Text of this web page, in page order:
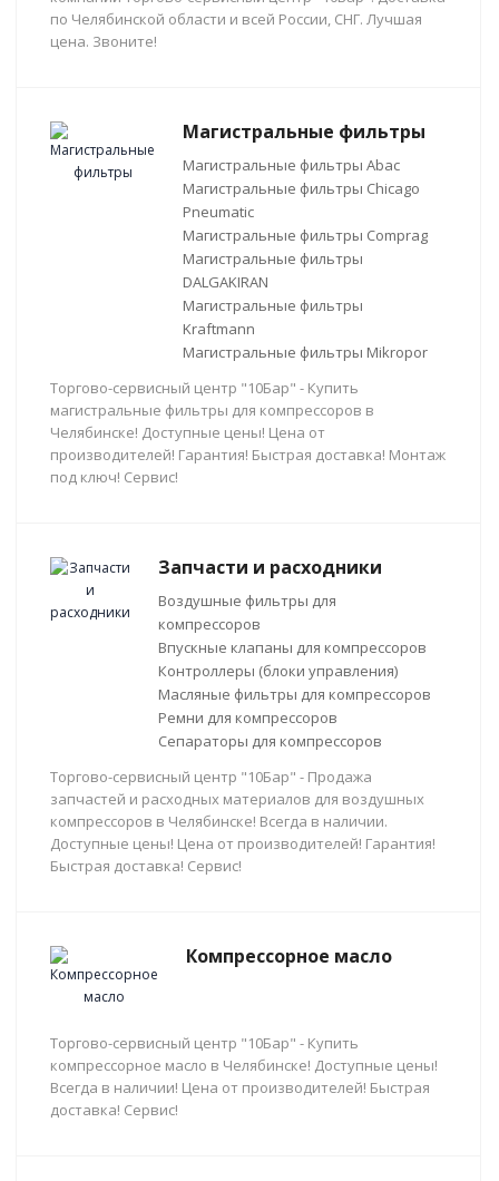
по Челябинской области и всей России, СНГ. Лучшая
цена. Звоните!
Магистральные фильтры
Магистральные фильтры Abac
Магистральные фильтры Chicago
Pneumatic
Магистральные фильтры Comprag
Магистральные фильтры
DALGAKIRAN
Магистральные фильтры
Kraftmann
Магистральные фильтры Mikropor
Торгово-сервисный центр "10Бар" - Купить
магистральные фильтры для компрессоров в
Челябинске! Доступные цены! Цена от
производителей! Гарантия! Быстрая доставка! Монтаж
под ключ! Сервис!
Запчасти и расходники
Воздушные фильтры для
компрессоров
Впускные клапаны для компрессоров
Контроллеры (блоки управления)
Масляные фильтры для компрессоров
Ремни для компрессоров
Сепараторы для компрессоров
Торгово-сервисный центр "10Бар" - Продажа
запчастей и расходных материалов для воздушных
компрессоров в Челябинске! Всегда в наличии.
Доступные цены! Цена от производителей! Гарантия!
Быстрая доставка! Сервис!
Компрессорное масло
Торгово-сервисный центр "10Бар" - Купить
компрессорное масло в Челябинске! Доступные цены!
Всегда в наличии! Цена от производителей! Быстрая
доставка! Сервис!